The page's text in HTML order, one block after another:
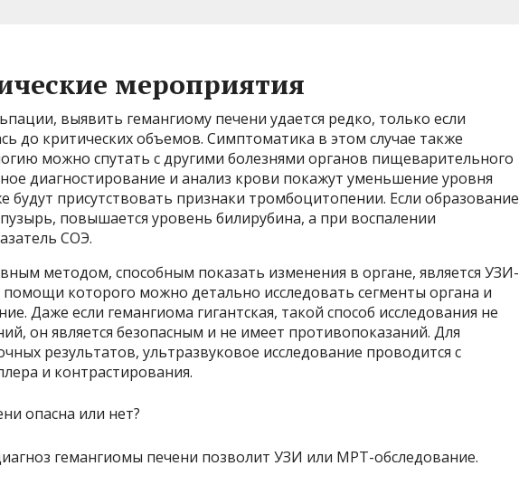
мероприятия
выявить гемангиому печени удается редко, только если
до критических объемов. Симптоматика в этом случае также
можно спутать с другими болезнями органов пищеварительного
диагностирование и анализ крови покажут уменьшение уровня
будут присутствовать признаки тромбоцитопении. Если образование
повышается уровень билирубина, а при воспалении
СОЭ.
методом, способным показать изменения в органе, является УЗИ-
которого можно детально исследовать сегменты органа и
Даже если гемангиома гигантская, такой способ исследования не
он является безопасным и не имеет противопоказаний. Для
результатов, ультразвуковое исследование проводится с
и контрастирования.
гемангиомы печени позволит УЗИ или МРТ-обследование.